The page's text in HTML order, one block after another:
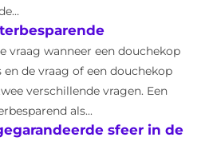
vraag wanneer een douchekop
en de vraag of een douchekop
verschillende vragen. Een
als...
sfeer in de